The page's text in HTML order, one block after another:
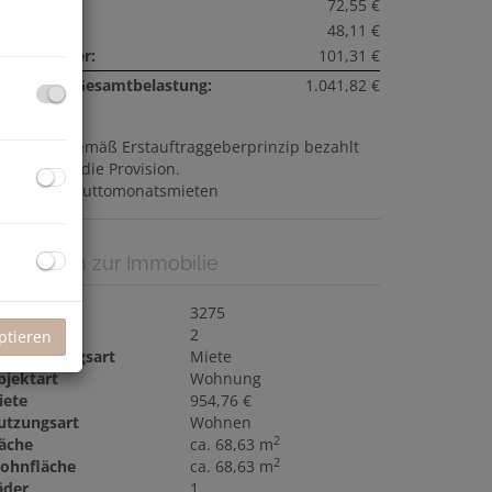
72,55 €
48,11 €
101,31 €
Gesamtbelastung:
1.041,82 €
Gemäß Erstauftraggeberprinzip bezahlt
Abgeber die Provision.
3 Bruttomonatsmieten
zur Immobilie
3275
2
Miete
Wohnung
954,76 €
Wohnen
ca. 68,63 m2
ca. 68,63 m2